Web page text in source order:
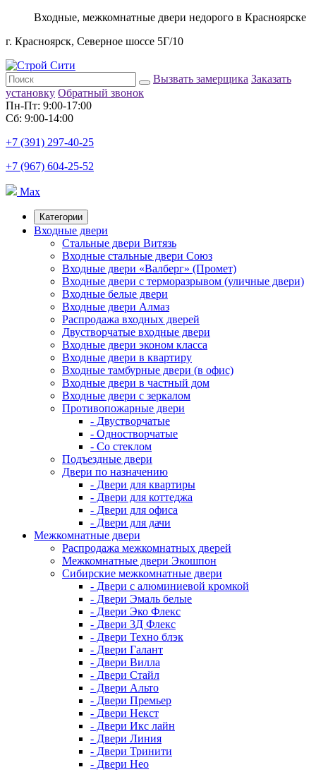
Входные, межкомнатные двери недорого в Красноярске
г. Красноярск, Северное шоссе 5Г/10
Вызвать замерщика Заказать
установку Обратный звонок
Пн-Пт: 9:00-17:00
Сб: 9:00-14:00
+7 (391) 297-40-25
+7 (967) 604-25-52
Max
Категории
Входные двери
Стальные двери Витязь
Входные стальные двери Союз
Входные двери «Валберг» (Промет)
Входные двери с терморазрывом (уличные двери)
Входные белые двери
Входные двери Алмаз
Распродажа входных дверей
Двустворчатые входные двери
Входные двери эконом класса
Входные двери в квартиру
Входные тамбурные двери (в офис)
Входные двери в частный дом
Входные двери с зеркалом
Противопожарные двери
- Двустворчатые
- Одностворчатые
- Со стеклом
Подъездные двери
Двери по назначению
- Двери для квартиры
- Двери для коттеджа
- Двери для офиса
- Двери для дачи
Межкомнатные двери
Распродажа межкомнатных дверей
Межкомнатные двери Экошпон
Сибирские межкомнатные двери
- Двери с алюминиевой кромкой
- Двери Эмаль белые
- Двери Эко Флекс
- Двери 3Д Флекс
- Двери Техно блэк
- Двери Галант
- Двери Вилла
- Двери Стайл
- Двери Альто
- Двери Премьер
- Двери Некст
- Двери Икс лайн
- Двери Линия
- Двери Тринити
- Двери Нео